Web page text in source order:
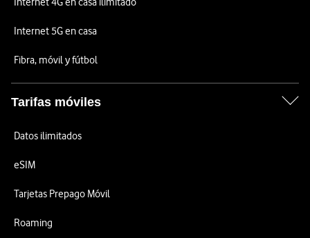
Internet 5G en casa
Fibra, móvil y fútbol
Tarifas móviles
Datos ilimitados
eSIM
Tarjetas Prepago Móvil
Roaming